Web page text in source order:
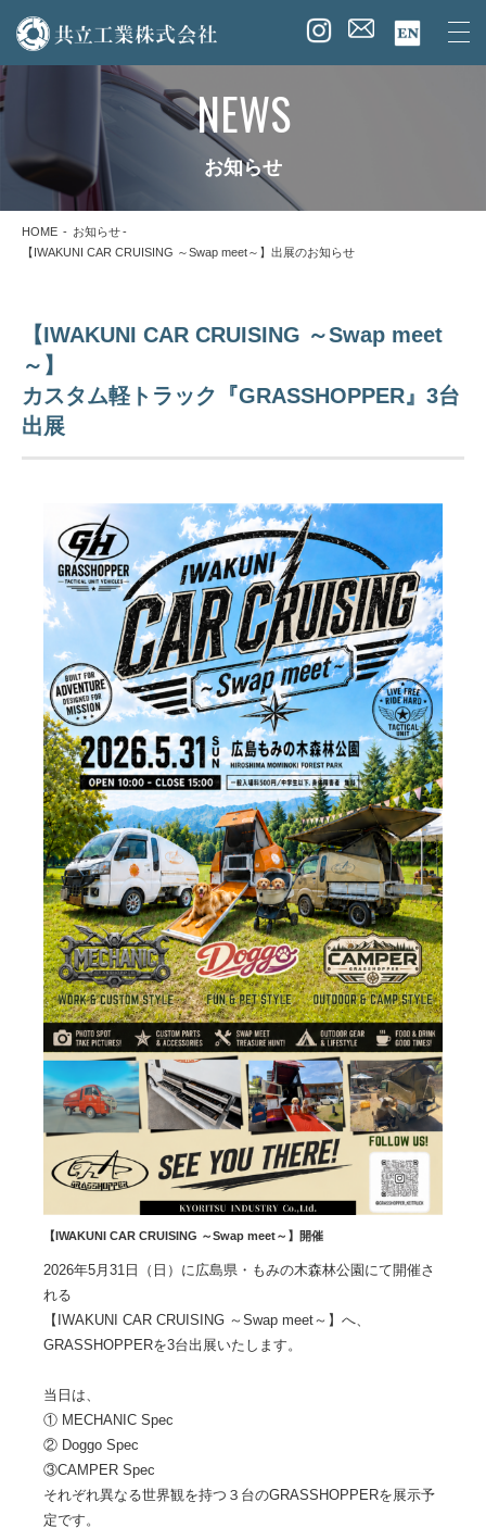
NEWS
お知らせ
HOME
お知らせ
【IWAKUNI CAR CRUISING ～Swap meet～】出展のお知らせ
【IWAKUNI CAR CRUISING ～Swap meet
～】
カスタム軽トラック『GRASSHOPPER』3台
出展
【IWAKUNI CAR CRUISING ～Swap meet～】開催
2026年5月31日（日）に広島県・もみの木森林公園にて開催さ
れる
【IWAKUNI CAR CRUISING ～Swap meet～】へ、
GRASSHOPPERを3台出展いたします。
当日は、
① MECHANIC Spec
② Doggo Spec
③CAMPER Spec
それぞれ異なる世界観を持つ３台のGRASSHOPPERを展示予
定です。